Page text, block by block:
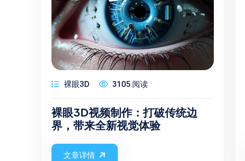
裸眼3D 3105 阅读
裸眼3D视频制作：打破传统边
界，带来全新视觉体验
文章详情